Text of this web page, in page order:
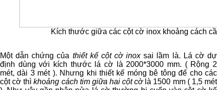
Kích thước giữa các cột cờ inox khoảng cách
Một dẫn chứng của thiết kế cột cờ inoxsai lầm là. Lá cờ dự
định dùng với kích thước lá cờ là 2000*3000 mm. ( Rộng 2
mét, dài 3 mét ). Nhưng khi thiết kế móng bê tông đế cho các
cột cờ thìkhoảng cách tim giữa hai cột cờlà 1500 mm ( 1,5 mét